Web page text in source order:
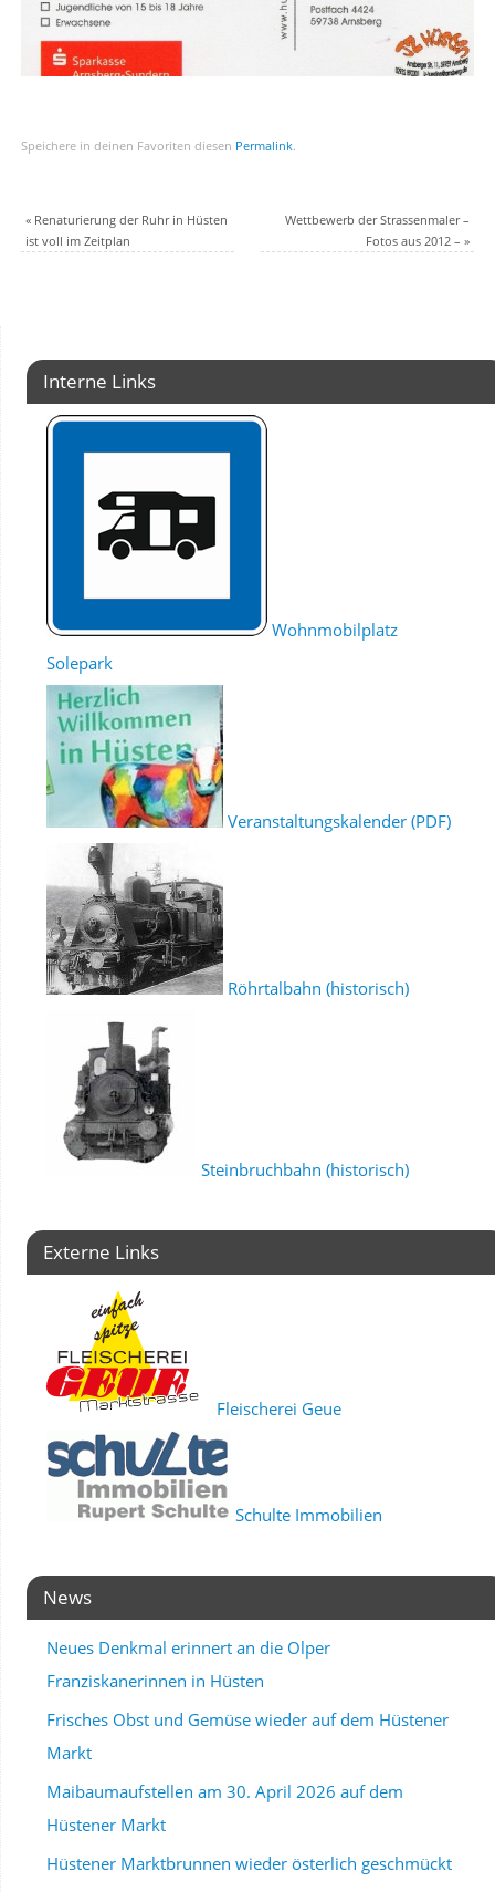
Speichere in deinen Favoriten diesen Permalink.
«Renaturierung der Ruhr in Hüsten
ist voll im Zeitplan
Wettbewerb der Strassenmaler –
Fotos aus 2012 –»
Interne Links
Wohnmobilplatz
Solepark
Veranstaltungskalender (PDF)
Röhrtalbahn (historisch)
Steinbruchbahn (historisch)
Externe Links
Fleischerei Geue
Schulte Immobilien
News
Neues Denkmal erinnert an die Olper
Franziskanerinnen in Hüsten
Frisches Obst und Gemüse wieder auf dem Hüstener
Markt
Maibaumaufstellen am 30. April 2026 auf dem
Hüstener Markt
Hüstener Marktbrunnen wieder österlich geschmückt